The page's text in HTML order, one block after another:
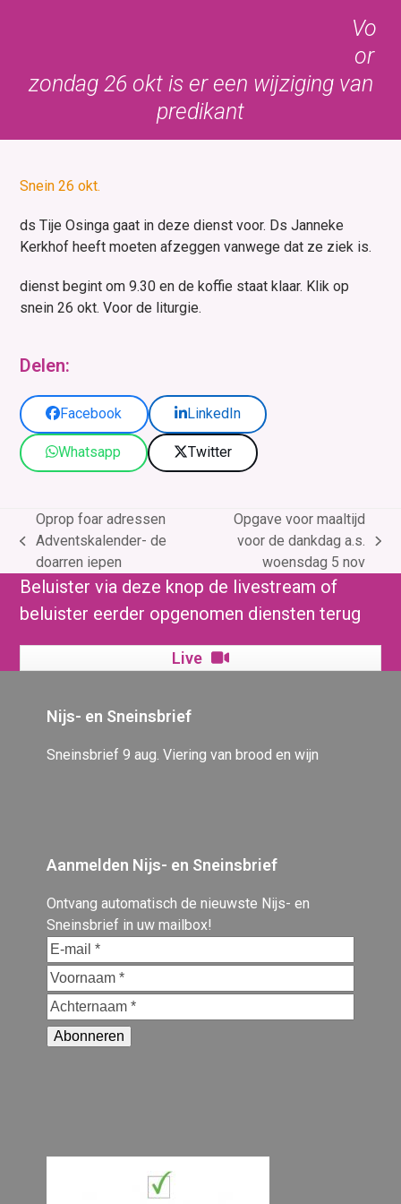
Vo
or
zondag 26 okt is er een wijziging van
predikant
Snein 26 okt.
ds Tije Osinga gaat in deze dienst voor. Ds Janneke
Kerkhof heeft moeten afzeggen vanwege dat ze ziek is.
dienst begint om 9.30 en de koffie staat klaar. Klik op
snein 26 okt. Voor de liturgie.
Delen:
Facebook LinkedIn
Whatsapp Twitter
previous
post:
Oprop foar adressen
Adventskalender- de
doarren iepen
post:
Opgave voor maaltijd
voor de dankdag a.s.
woensdag 5 nov
Beluister via deze knop de livestream of
beluister eerder opgenomen diensten terug
Live
Nijs- en Sneinsbrief
Sneinsbrief 9 aug. Viering van brood en wijn
Aanmelden Nijs- en Sneinsbrief
Ontvang automatisch de nieuwste Nijs- en
Sneinsbrief in uw mailbox!